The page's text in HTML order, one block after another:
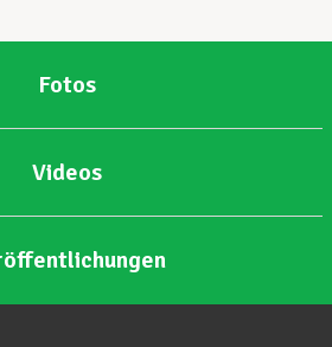
Fotos
Videos